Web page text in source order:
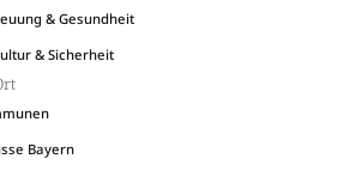
& Gesundheit
& Sicherheit
Bayern